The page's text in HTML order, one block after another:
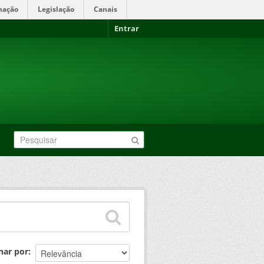
Legislação Canais
Entrar
por